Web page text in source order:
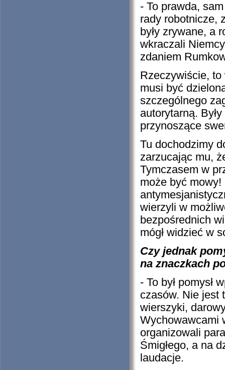
- To prawda,
rady robotnicze,
były zrywane, a
wkraczali
zdaniem
Rzeczywiście, to
musi być
szczególnego
autorytarną.
przynoszące
Tu dochodzimy
zarzucając mu,
Tymczasem w
może być
wierzyli w
bezpośrednich
mógł widzieć w
Czy jednak
na znaczkach
- To był pomysł
czasów. Nie jest
wierszyki,
Wychowawcami
organizowali
Śmigłego, a na
laudacje.